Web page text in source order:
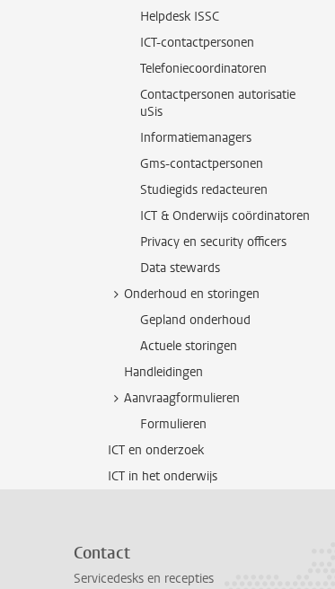
Helpdesk ISSC
ICT-contactpersonen
Telefoniecoordinatoren
Contactpersonen autorisatie
uSis
Informatiemanagers
Gms-contactpersonen
Studiegids redacteuren
ICT & Onderwijs coördinatoren
Privacy en security officers
Data stewards
Onderhoud en storingen
Gepland onderhoud
Actuele storingen
Handleidingen
Aanvraagformulieren
Formulieren
ICT en onderzoek
ICT in het onderwijs
Contact
Servicedesks en recepties